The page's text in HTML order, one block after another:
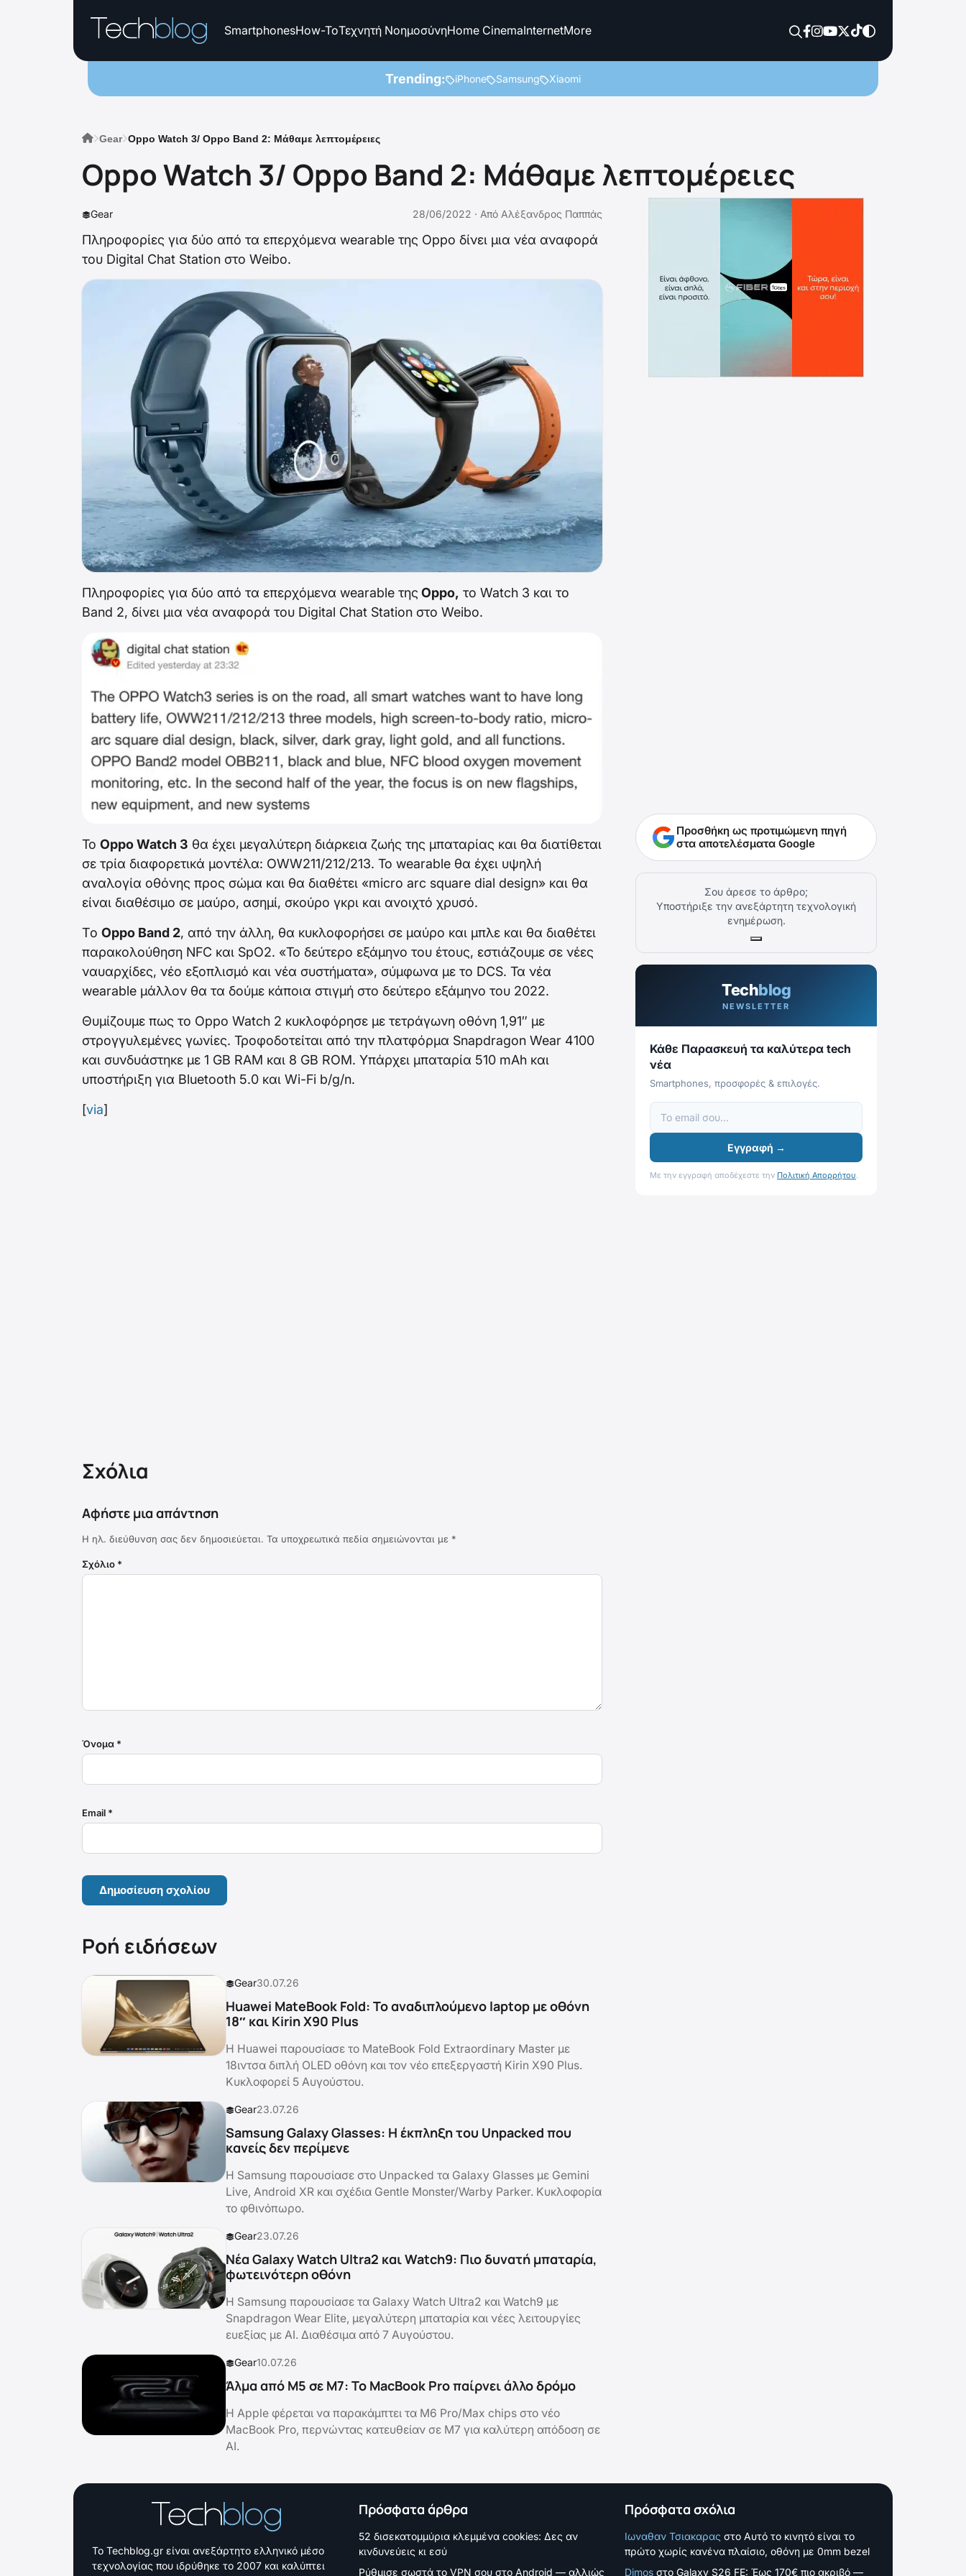
SmartphonesHow-ToΤεχνητή ΝοημοσύνηHome CinemaInternetMore
Trending: iPhone Samsung Xiaomi
Gear Oppo Watch 3/ Oppo Band 2: Μάθαμε λεπτομέρειες
Oppo Watch 3/ Oppo Band 2: Μάθαμε λεπτομέρειες
Gear 28/06/2022 · Από Αλέξανδρος Παππάς
Πληροφορίες για δύο από τα επερχόμενα wearable της Oppo δίνει μια νέα αναφορά
του Digital Chat Station στο Weibo.
Πληροφορίες για δύο από τα επερχόμενα wearable της Oppo, το Watch 3 και το
Band 2, δίνει μια νέα αναφορά του Digital Chat Station στο Weibo.
Το Oppo Watch 3 θα έχει μεγαλύτερη διάρκεια ζωής της μπαταρίας και θα διατίθεται
σε τρία διαφορετικά μοντέλα: OWW211/212/213. Το wearable θα έχει υψηλή
αναλογία οθόνης προς σώμα και θα διαθέτει «micro arc square dial design» και θα
είναι διαθέσιμο σε μαύρο, ασημί, σκούρο γκρι και ανοιχτό χρυσό.
Tο Oppo Band 2, από την άλλη, θα κυκλοφορήσει σε μαύρο και μπλε και θα διαθέτει
παρακολούθηση NFC και SpO2. «Το δεύτερο εξάμηνο του έτους, εστιάζουμε σε νέες
ναυαρχίδες, νέο εξοπλισμό και νέα συστήματα», σύμφωνα με το DCS. Τα νέα
wearable μάλλον θα τα δούμε κάποια στιγμή στο δεύτερο εξάμηνο του 2022.
Θυμίζουμε πως το Oppo Watch 2 κυκλοφόρησε με τετράγωνη οθόνη 1,91″ με
στρογγυλεμένες γωνίες. Τροφοδοτείται από την πλατφόρμα Snapdragon Wear 4100
και συνδυάστηκε με 1 GB RAM και 8 GB ROM. Υπάρχει μπαταρία 510 mAh και
υποστήριξη για Bluetooth 5.0 και Wi-Fi b/g/n.
[via]
Σχόλια
Αφήστε μια απάντηση
Η ηλ. διεύθυνση σας δεν δημοσιεύεται. Τα υποχρεωτικά πεδία σημειώνονται με *
Σχόλιο *
Όνομα *
Email *
Ροή ειδήσεων
Gear30.07.26
Huawei MateBook Fold: Το αναδιπλούμενο laptop με οθόνη
18″ και Kirin X90 Plus
Η Huawei παρουσίασε το MateBook Fold Extraordinary Master με
18ιντσα διπλή OLED οθόνη και τον νέο επεξεργαστή Kirin X90 Plus.
Κυκλοφορεί 5 Αυγούστου.
Gear23.07.26
Samsung Galaxy Glasses: Η έκπληξη του Unpacked που
κανείς δεν περίμενε
Η Samsung παρουσίασε στο Unpacked τα Galaxy Glasses με Gemini
Live, Android XR και σχέδια Gentle Monster/Warby Parker. Κυκλοφορία
το φθινόπωρο.
Gear23.07.26
Νέα Galaxy Watch Ultra2 και Watch9: Πιο δυνατή μπαταρία,
φωτεινότερη οθόνη
Η Samsung παρουσίασε τα Galaxy Watch Ultra2 και Watch9 με
Snapdragon Wear Elite, μεγαλύτερη μπαταρία και νέες λειτουργίες
ευεξίας με AI. Διαθέσιμα από 7 Αυγούστου.
Gear10.07.26
Άλμα από M5 σε M7: Το MacBook Pro παίρνει άλλο δρόμο
Η Apple φέρεται να παρακάμπτει τα M6 Pro/Max chips στο νέο
MacBook Pro, περνώντας κατευθείαν σε M7 για καλύτερη απόδοση σε
AI.
Προσθήκη ως προτιμώμενη πηγή
στα αποτελέσματα Google
Σου άρεσε το άρθρο;
Υποστήριξε την ανεξάρτητη τεχνολογική
ενημέρωση.
Techblog
NEWSLETTER
Κάθε Παρασκευή τα καλύτερα tech
νέα
Smartphones, προσφορές & επιλογές.
Εγγραφή →
Με την εγγραφή αποδέχεστε την Πολιτική Απορρήτου.
Το Techblog.gr είναι ανεξάρτητο ελληνικό μέσο
τεχνολογίας που ιδρύθηκε το 2007 και καλύπτει
Πρόσφατα άρθρα
52 δισεκατομμύρια κλεμμένα cookies: Δες αν
κινδυνεύεις κι εσύ
Ρύθμισε σωστά το VPN σου στο Android — αλλιώς
Πρόσφατα σχόλια
Ιωναθαν ΤσιακαραςστοΑυτό το κινητό είναι το
πρώτο χωρίς κανένα πλαίσιο, οθόνη με 0mm bezel
DimosστοGalaxy S26 FE: Έως 170€ πιο ακριβό —